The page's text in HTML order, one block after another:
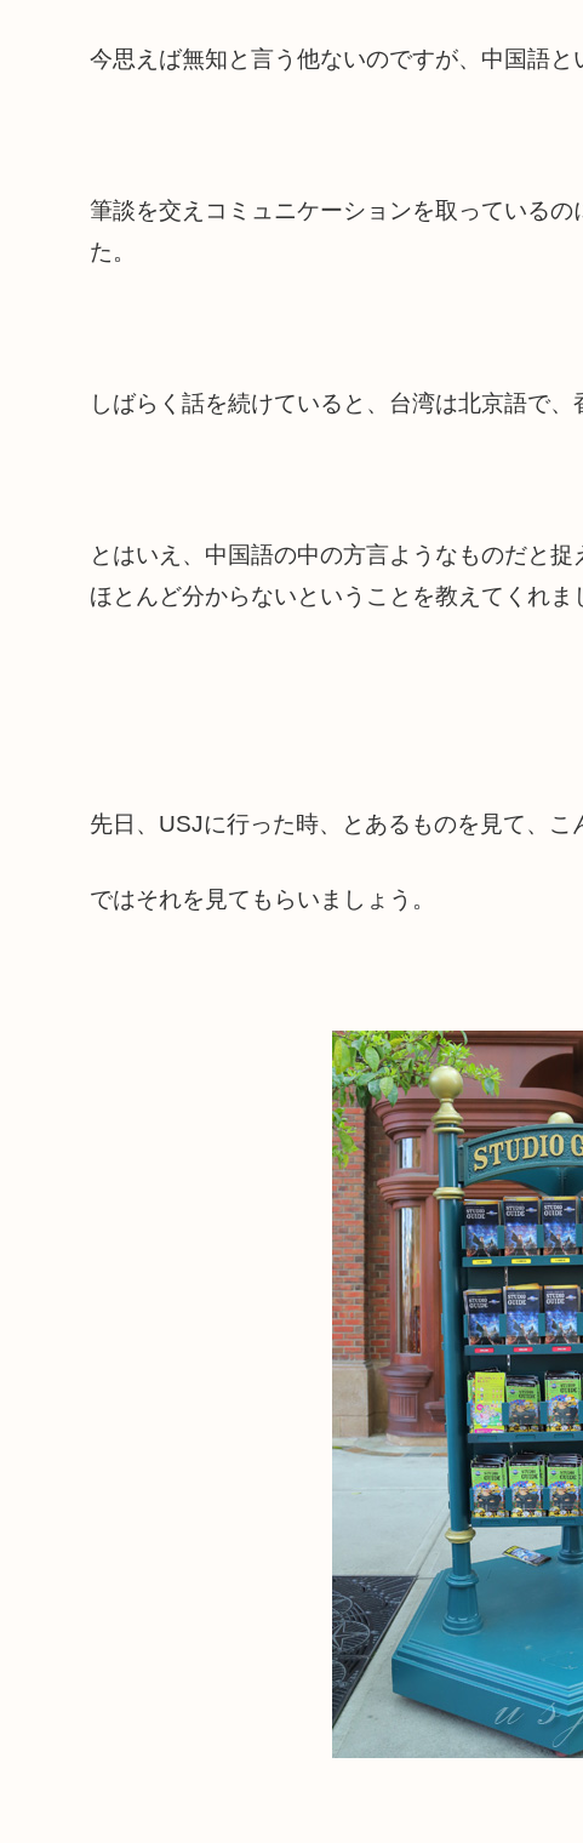
今思えば無知と言う他ないのですが、中国語と
筆談を交えコミュニケーションを取っている
た。
しばらく話を続けていると、台湾は北京語で
とはいえ、中国語の中の方言ようなものだと
ほとんど分からないということを教えてくれま
先日、USJに行った時、とあるものを見て、こ
ではそれを見てもらいましょう。